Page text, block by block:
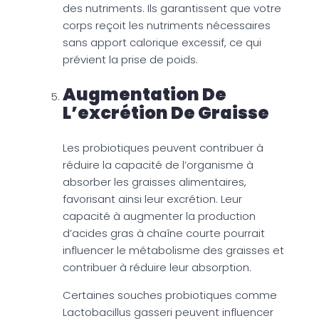
des nutriments. Ils garantissent que votre
corps reçoit les nutriments nécessaires
sans apport calorique excessif, ce qui
prévient la prise de poids.
Augmentation De
L’excrétion De Graisse
Les probiotiques peuvent contribuer à
réduire la capacité de l’organisme à
absorber les graisses alimentaires,
favorisant ainsi leur excrétion. Leur
capacité à augmenter la production
d’acides gras à chaîne courte pourrait
influencer le métabolisme des graisses et
contribuer à réduire leur absorption.
Certaines souches probiotiques comme
Lactobacillus gasseri peuvent influencer